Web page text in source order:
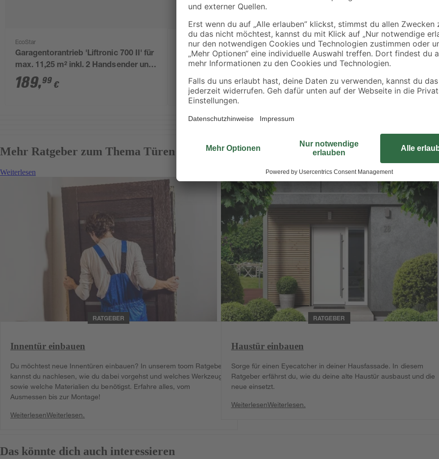
EcoStar
Garagentorantrieb 'Liftronic 700 II' für
max. 11,25 m² inkl. 2 Handsender und
Innentaster
189,99 €
EcoStar
Garagentorantrieb 'Liftronic 800 II'
inkl. 2 Handsender, Innentaster und
Funk-Codetaster
249,99 €
Garagentorantrieb 'Ecostar
Liftronic 500 Serie 2' inkl. 2
Handsendern
149, 99€
Mehr Ratgeber zum Thema Türen & Fenster
Weiterlesen
RATGEBER
Innentür einbauen
Du möchtest neue Innentüren einbauen? In unserem toom Ratgeber
kannst du nachlesen, wie du dabei vorgehst und welches Werkzeug
sowie welche Materialien du benötigst. Erfahre alles, vom
Ausmessen bis zur Montage!
WeiterlesenWeiterlesen.
RATGEBER
Haustür einbauen
Sorge für einen Eyecatcher in deiner Hausfassade. In diesem
Ratgeber erfährst du, wie du deine alte Haustür ausbaust und die
neue einsetzt.
WeiterlesenWeiterlesen.
Das könnte dich auch interessieren